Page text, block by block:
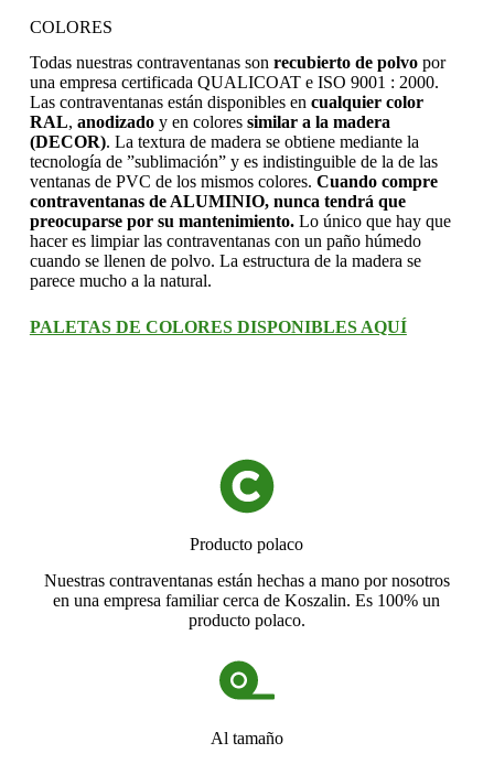
COLORES
Todas nuestras contraventanas son recubierto de polvopor
una empresa certificada QUALICOAT e ISO 9001 : 2000.
Las contraventanas están disponibles en cualquier color
RAL, anodizadoy en colores similar a la madera
(DECOR). La textura de madera se obtiene mediante la
tecnología de ”sublimación” y es indistinguible de la de las
ventanas de PVC de los mismos colores. Cuando compre
contraventanas de ALUMINIO, nunca tendrá que
preocuparse por su mantenimiento.Lo único que hay que
hacer es limpiar las contraventanas con un paño húmedo
cuando se llenen de polvo. La estructura de la madera se
parece mucho a la natural.
PALETAS DE COLORES DISPONIBLES AQUÍ
Producto polaco
Nuestras contraventanas están hechas a mano por nosotros
en una empresa familiar cerca de Koszalin. Es 100% un
producto polaco.
Al tamaño